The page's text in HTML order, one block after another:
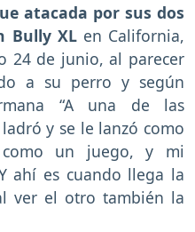
atacada por sus dos
Bully XL en California,
24 de junio, al parecer
a su perro y según
“A una de las
y se le lanzó como
un juego, y mi
ahí es cuando llega la
ver el otro también la